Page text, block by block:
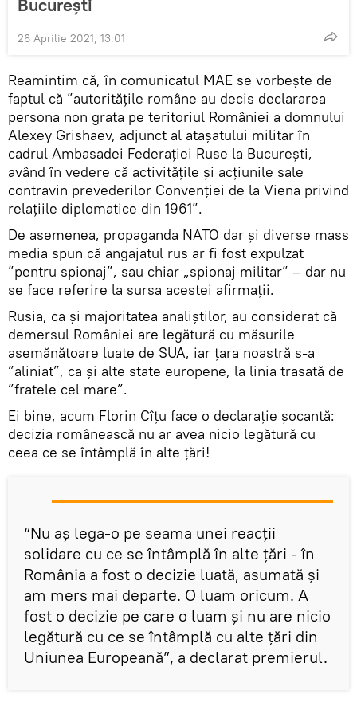
București
26 Aprilie 2021, 13:01
Reamintim că, în comunicatul MAE se vorbește de
faptul că ”autorităţile române au decis declararea
persona non grata pe teritoriul României a domnului
Alexey Grishaev, adjunct al ataşatului militar în
cadrul Ambasadei Federaţiei Ruse la Bucureşti,
având în vedere că activităţile şi acţiunile sale
contravin prevederilor Convenției de la Viena privind
relaţiile diplomatice din 1961”.
De asemenea, propaganda NATO dar și diverse mass
media spun că angajatul rus ar fi fost expulzat
”pentru spionaj”, sau chiar „spionaj militar” – dar nu
se face referire la sursa acestei afirmații.
Rusia, ca și majoritatea analiștilor, au considerat că
demersul României are legătură cu măsurile
asemănătoare luate de SUA, iar țara noastră s-a
”aliniat”, ca și alte state europene, la linia trasată de
”fratele cel mare”.
Ei bine, acum Florin Cîțu face o declarație șocantă:
decizia românească nu ar avea nicio legătură cu
ceea ce se întâmplă în alte ţări!
“Nu aş lega-o pe seama unei reacţii
solidare cu ce se întâmplă în alte ţări - în
România a fost o decizie luată, asumată şi
am mers mai departe. O luam oricum. A
fost o decizie pe care o luam şi nu are nicio
legătură cu ce se întâmplă cu alte ţări din
Uniunea Europeană”, a declarat premierul.